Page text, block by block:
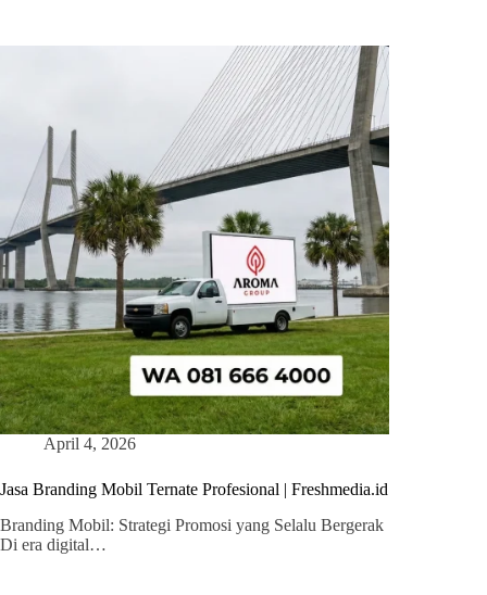
April 4, 2026
Jasa Branding Mobil Ternate Profesional | Freshmedia.id
Branding Mobil: Strategi Promosi yang Selalu Bergerak
Di era digital…